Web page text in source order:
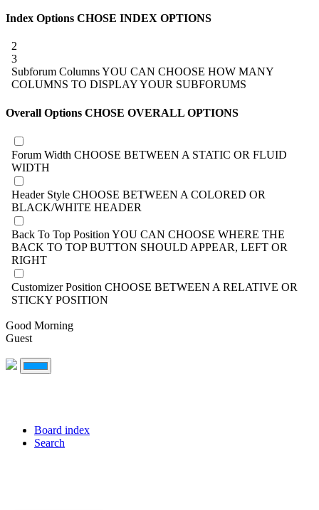
Index Options CHOSE INDEX OPTIONS
2
3
Subforum ColumnsYOU CAN CHOOSE HOW MANY
COLUMNS TO DISPLAY YOUR SUBFORUMS
Overall Options CHOSE OVERALL OPTIONS
Forum Width CHOOSE BETWEEN A STATIC OR FLUID
WIDTH
Header Style CHOOSE BETWEEN A COLORED OR
BLACK/WHITE HEADER
Back To Top Position YOU CAN CHOOSE WHERE THE
BACK TO TOP BUTTON SHOULD APPEAR, LEFT OR
RIGHT
Customizer Position CHOOSE BETWEEN A RELATIVE OR
STICKY POSITION
Good Morning
Guest
Board index
Search